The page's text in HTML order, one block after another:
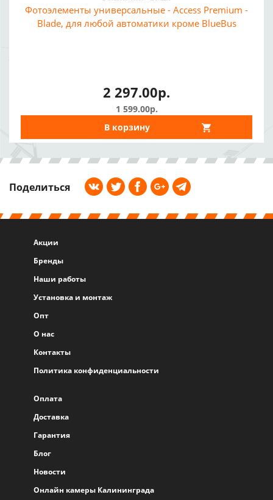
Фотоэлементы универсальные - Access Premium -
Blade, для любой автоматики кроме BlueBus
2 297.00р.
1 599.00р.
В корзину
Поделиться
Акции
Бренды
Наши работы
Установка и монтаж
Опт
О нас
Контакты
Политика конфиденциальности
Оплата
Доставка
Гарантия
Блог
Новости
Онлайн камеры Калининграда